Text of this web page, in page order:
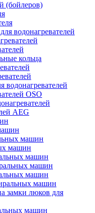
(бойлеров)
водонагревателей
кольца
водонагревателей
OSO
AEG
машин
машин
машин
машин
машин
машин
замки люков для
машин